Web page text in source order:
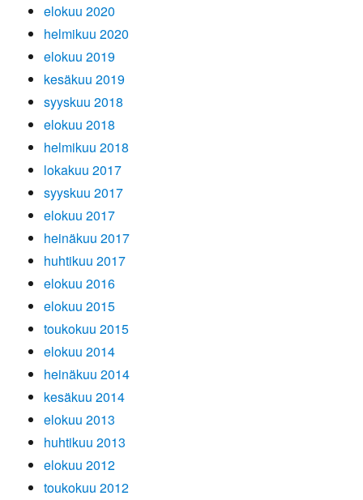
elokuu 2020
helmikuu 2020
elokuu 2019
kesäkuu 2019
syyskuu 2018
elokuu 2018
helmikuu 2018
lokakuu 2017
syyskuu 2017
elokuu 2017
heinäkuu 2017
huhtikuu 2017
elokuu 2016
elokuu 2015
toukokuu 2015
elokuu 2014
heinäkuu 2014
kesäkuu 2014
elokuu 2013
huhtikuu 2013
elokuu 2012
toukokuu 2012